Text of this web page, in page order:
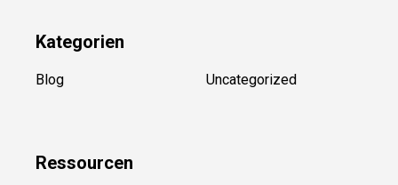
Kategorien
Blog Uncategorized
Ressourcen